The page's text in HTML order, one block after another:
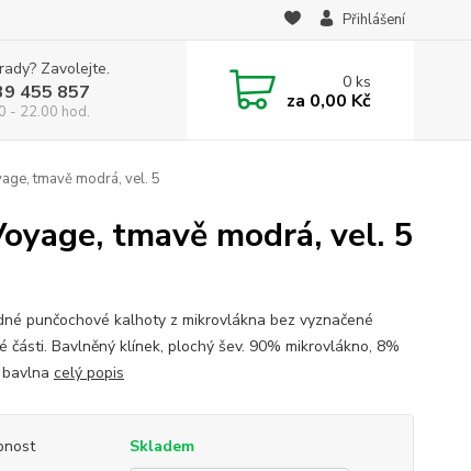
Přihlášení
Zavolejte.
455 857
- 22.00 hod.
0ks
za 0,00 Kč
tmavě modrá, vel. 5
tmavě modrá, vel. 5
punčochové kalhoty z mikrovlákna bez vyznačené
části. Bavlněný klínek, plochý šev. 90% mikrovlákno, 8%
celý popis
Skladem